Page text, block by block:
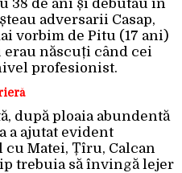
38 de ani și debutau în
adversarii Casap,
vorbim de Pitu (17 ani)
erau născuți când cei
profesionist.
după ploaia abundentă
a ajutat evident
cu Matei, Țîru, Calcan
trebuia să învingă lejer